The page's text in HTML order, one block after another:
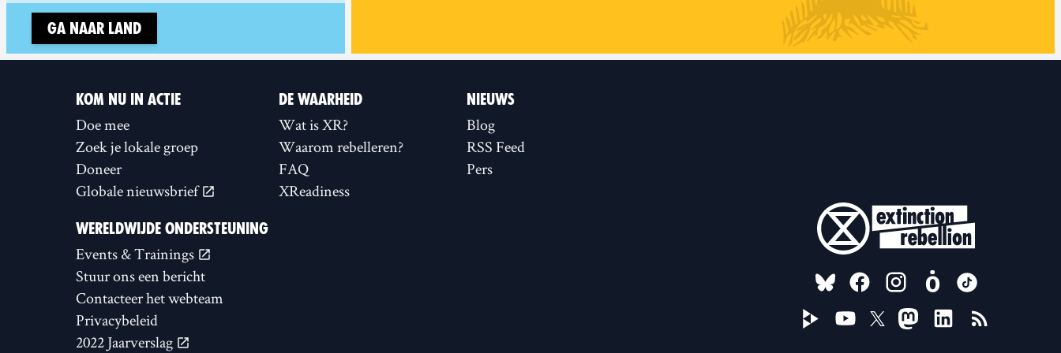
Ga naar land
KOM NU IN ACTIE
Doe mee
Zoek je lokale groep
Doneer
Globale nieuwsbrief
DE WAARHEID
Wat is XR?
Waarom rebelleren?
FAQ
XReadiness
NIEUWS
Blog
RSS Feed
Pers
WERELDWIJDE ONDERSTEUNING
Events & Trainings
Stuur ons een bericht
Contacteer het webteam
Privacybeleid
2022 Jaarverslag
FOLLOW US ON